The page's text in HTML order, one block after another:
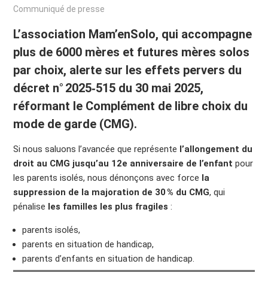
Communiqué de presse
L’association Mam’enSolo, qui accompagne
plus de 6000 mères et futures mères solos
par choix, alerte sur les effets pervers du
décret n° 2025‑515 du 30 mai 2025,
réformant le Complément de libre choix du
mode de garde (CMG).
Si nous saluons l’avancée que représente l’allongement du
droit au CMG jusqu’au 12e anniversaire de l’enfant pour
les parents isolés, nous dénonçons avec force la
suppression de la majoration de 30 % du CMG, qui
pénalise les familles les plus fragiles :
parents isolés,
parents en situation de handicap,
parents d’enfants en situation de handicap.